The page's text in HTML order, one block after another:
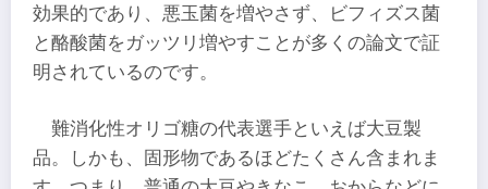
効果的であり、悪玉菌を増やさず、ビフィズス菌
と酪酸菌をガッツリ増やすことが多くの論文で証
明されているのです。
難消化性オリゴ糖の代表選手といえば大豆製
品。しかも、固形物であるほどたくさん含まれま